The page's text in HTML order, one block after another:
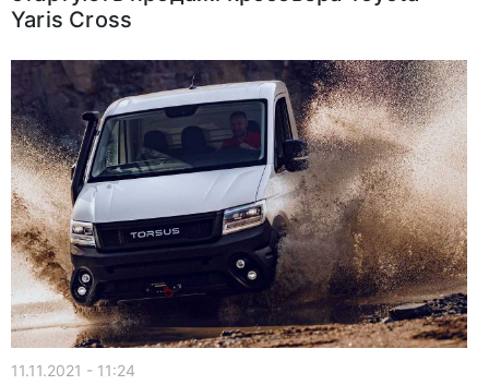
Yaris Cross
11.11.2021 - 11:24